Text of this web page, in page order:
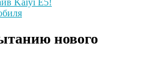
Kaiyi E5!
нового